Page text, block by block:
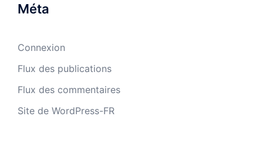
Méta
Connexion
Flux des publications
Flux des commentaires
Site de WordPress-FR